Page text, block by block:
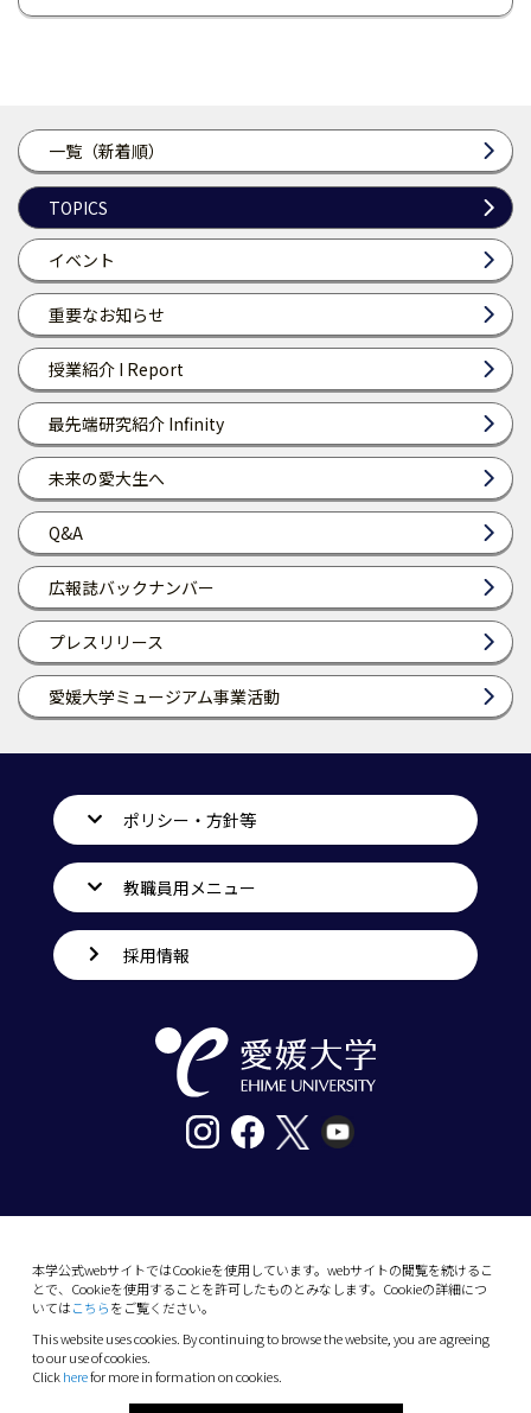
一覧（新着順）
TOPICS
イベント
重要なお知らせ
授業紹介 I Report
最先端研究紹介 Infinity
未来の愛大生へ
Q&A
広報誌バックナンバー
プレスリリース
愛媛大学ミュージアム事業活動
本学公式webサイトではCookieを使用しています。webサイトの閲覧を続けるこ
とで、Cookieを使用することを許可したものとみなします。Cookieの詳細につ
いてはこちらをご覧ください。
This website uses cookies. By continuing to browse the website, you are agreeing
to our use of cookies.
Clickherefor more in formation on cookies.
ポリシー・方針等
教職員用メニュー
採用情報
10-13 Dogo-Himata, Matsuyama, Ehime 790-
Phone: +81 89-927-9000